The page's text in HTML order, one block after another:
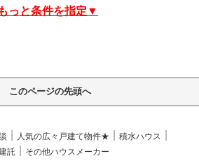
っと条件を指定▼
このページの先頭へ
人気の広々戸建て物件★
積水ハウス
託 その他ハウスメーカー